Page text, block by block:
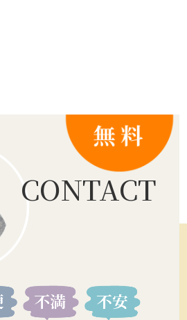
CONTACT